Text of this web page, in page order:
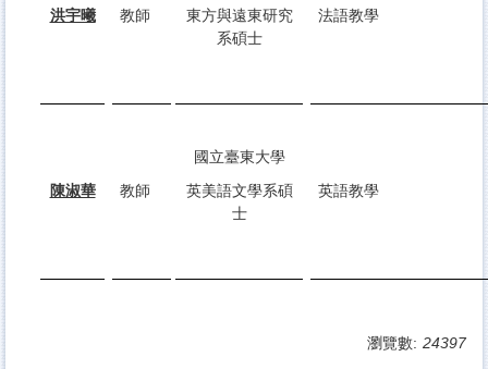
洪宇曦 教師
東方與遠東研究
系碩士
法語教學
陳淑華 教師
國立臺東大學
英美語文學系碩
士
英語教學
瀏覽數: 24397